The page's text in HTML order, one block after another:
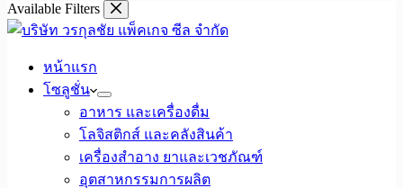
Available Filters
หน้าแรก
โซลูชั่น
อาหาร และเครื่องดื่ม
โลจิสติกส์ และคลังสินค้า
เครื่องสำอาง ยาและเวชภัณฑ์
อุตสาหกรรมการผลิต